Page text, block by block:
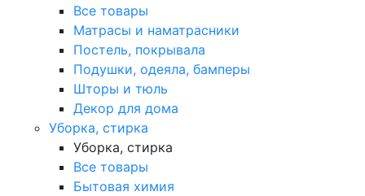
Все товары
Матрасы и наматрасники
Постель, покрывала
Подушки, одеяла, бамперы
Шторы и тюль
Декор для дома
Уборка, стирка
Уборка, стирка
Все товары
Бытовая химия